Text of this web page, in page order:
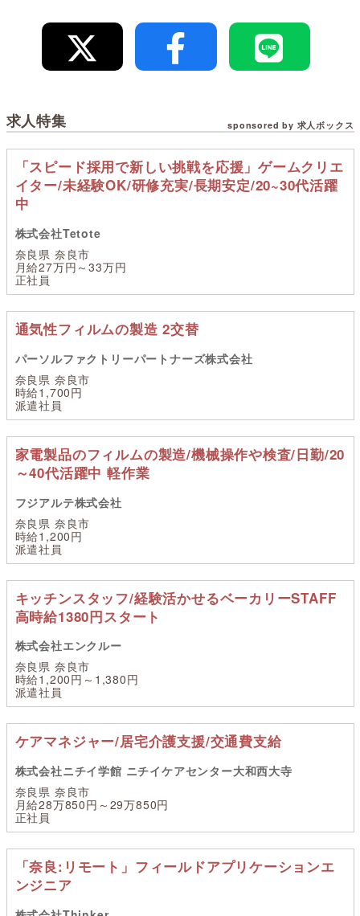
求人特集 sponsored by 求人ボックス
「スピード採用で新しい挑戦を応援」ゲームクリエ
イター/未経験OK/研修充実/長期安定/20~30代活躍
中
株式会社Tetote
奈良県 奈良市
月給27万円～33万円
正社員
通気性フィルムの製造 2交替
パーソルファクトリーパートナーズ株式会社
奈良県 奈良市
時給1,700円
派遣社員
家電製品のフィルムの製造/機械操作や検査/日勤/20
～40代活躍中 軽作業
フジアルテ株式会社
奈良県 奈良市
時給1,200円
派遣社員
キッチンスタッフ/経験活かせるベーカリーSTAFF
高時給1380円スタート
株式会社エンクルー
奈良県 奈良市
時給1,200円～1,380円
派遣社員
ケアマネジャー/居宅介護支援/交通費支給
株式会社ニチイ学館 ニチイケアセンター大和西大寺
奈良県 奈良市
月給28万850円～29万850円
正社員
「奈良:リモート」フィールドアプリケーションエ
ンジニア